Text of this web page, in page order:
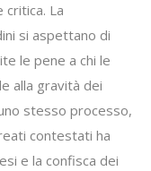
La
si aspettano di
le pene a chi le
alla gravità dei
stesso processo,
contestati ha
e la confisca dei